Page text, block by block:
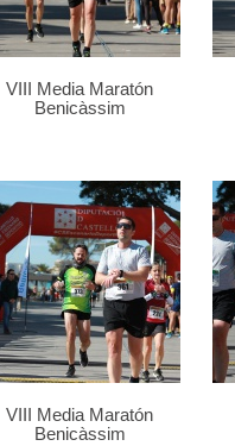
VIII Media Maratón
Benicàssim
VIII Media Maratón
Benicàssim